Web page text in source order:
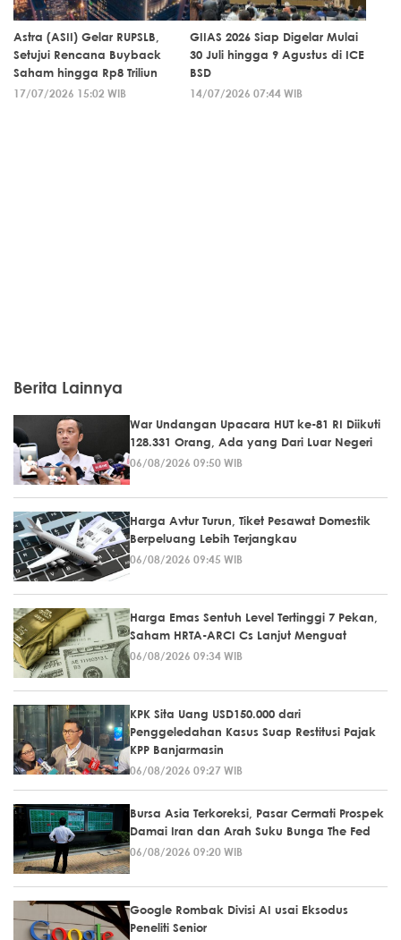
Astra (ASII) Gelar RUPSLB,
Setujui Rencana Buyback
Saham hingga Rp8 Triliun
17/07/2026 15:02 WIB
GIIAS 2026 Siap Digelar Mulai
30 Juli hingga 9 Agustus di ICE
BSD
14/07/2026 07:44 WIB
Berita Lainnya
War Undangan Upacara HUT ke-81 RI Diikuti
128.331 Orang, Ada yang Dari Luar Negeri
06/08/2026 09:50 WIB
Harga Avtur Turun, Tiket Pesawat Domestik
Berpeluang Lebih Terjangkau
06/08/2026 09:45 WIB
Harga Emas Sentuh Level Tertinggi 7 Pekan,
Saham HRTA-ARCI Cs Lanjut Menguat
06/08/2026 09:34 WIB
KPK Sita Uang USD150.000 dari
Penggeledahan Kasus Suap Restitusi Pajak
KPP Banjarmasin
06/08/2026 09:27 WIB
Bursa Asia Terkoreksi, Pasar Cermati Prospek
Damai Iran dan Arah Suku Bunga The Fed
06/08/2026 09:20 WIB
Google Rombak Divisi AI usai Eksodus
Peneliti Senior